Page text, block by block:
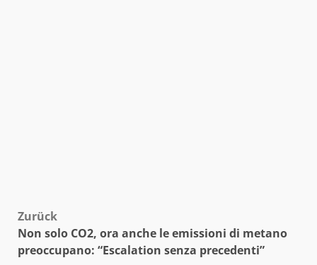
Beitragsnavigation
Zurück
Non solo CO2, ora anche le emissioni di metano
preoccupano: “Escalation senza precedenti”